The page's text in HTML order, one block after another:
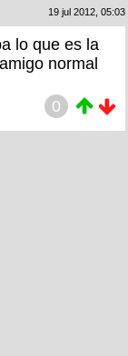
19 jul 2012, 05:03
lo que es la
normal
0